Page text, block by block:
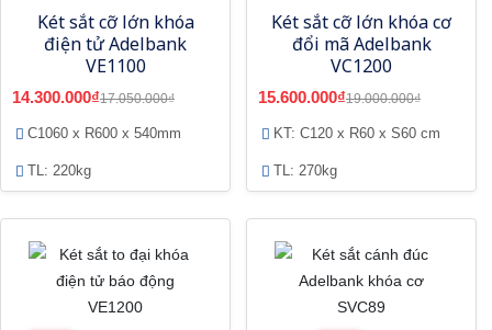
Két sắt cỡ lớn khóa
điện tử Adelbank
VE1100
14.300.000₫17.050.000₫
C1060 x R600 x 540mm
TL: 220kg
Két sắt cỡ lớn khóa cơ
đổi mã Adelbank
VC1200
15.600.000₫19.000.000₫
KT: C120 x R60 x S60 cm
TL: 270kg